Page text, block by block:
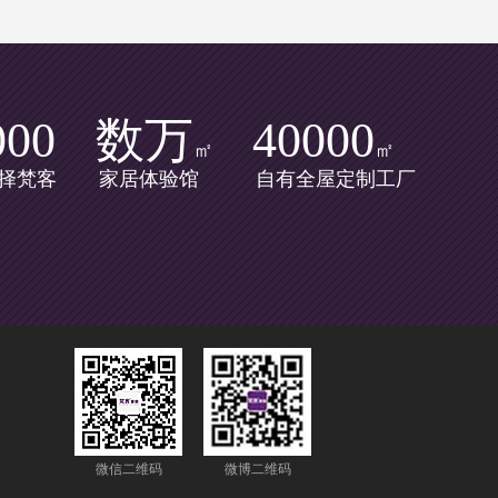
梵客
数万㎡
家居体验馆
40000㎡
自有全屋定制工厂
微信二维码 微博二维码